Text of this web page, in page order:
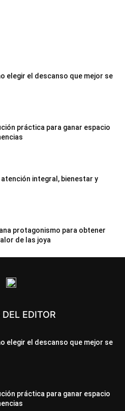
elegir el descanso que mejor se
práctica para ganar espacio
integral, bienestar y
protagonismo para obtener
de las joya
EDITOR
elegir el descanso que mejor se
práctica para ganar espacio